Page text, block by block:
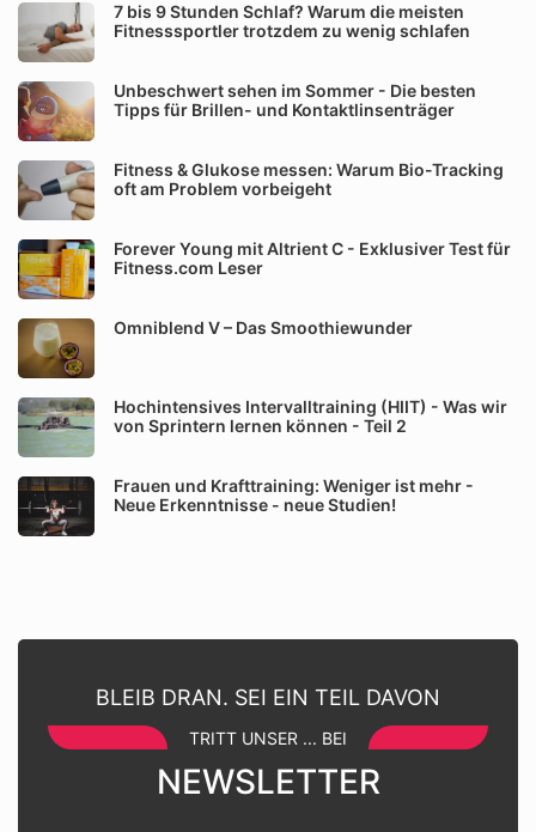
7 bis 9 Stunden Schlaf? Warum die meisten
Fitnesssportler trotzdem zu wenig schlafen
Unbeschwert sehen im Sommer - Die besten
Tipps für Brillen- und Kontaktlinsenträger
Fitness & Glukose messen: Warum Bio-Tracking
oft am Problem vorbeigeht
Forever Young mit Altrient C - Exklusiver Test für
Fitness.com Leser
Omniblend V – Das Smoothiewunder
Hochintensives Intervalltraining (HIIT) - Was wir
von Sprintern lernen können - Teil 2
Frauen und Krafttraining: Weniger ist mehr -
Neue Erkenntnisse - neue Studien!
BLEIB DRAN. SEI EIN TEIL DAVON
TRITT UNSER ... BEI
NEWSLETTER